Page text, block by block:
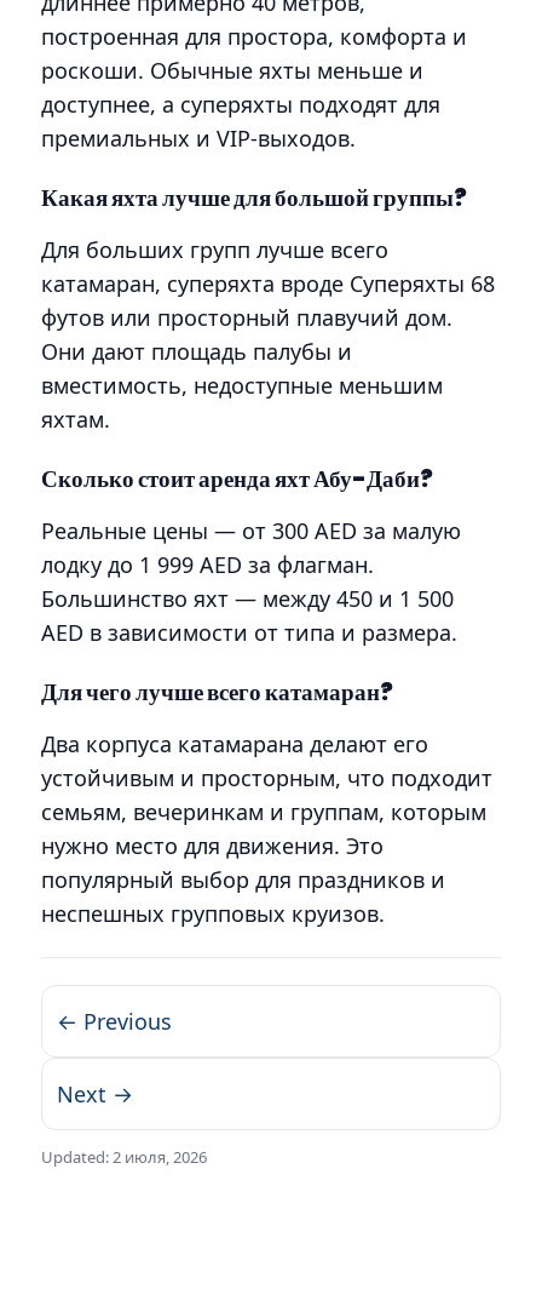
построенная для простора, комфорта и
роскоши. Обычные яхты меньше и
доступнее, а суперяхты подходят для
премиальных и VIP-выходов.
Какая яхта лучше для большой группы?
Для больших групп лучше всего
катамаран, суперяхта вроде Суперяхты 68
футов или просторный плавучий дом.
Они дают площадь палубы и
вместимость, недоступные меньшим
яхтам.
Сколько стоит аренда яхт Абу-Даби?
Реальные цены — от 300 AED за малую
лодку до 1 999 AED за флагман.
Большинство яхт — между 450 и 1 500
AED в зависимости от типа и размера.
Для чего лучше всего катамаран?
Два корпуса катамарана делают его
устойчивым и просторным, что подходит
семьям, вечеринкам и группам, которым
нужно место для движения. Это
популярный выбор для праздников и
неспешных групповых круизов.
← Previous
Next →
Updated:2 июля, 2026